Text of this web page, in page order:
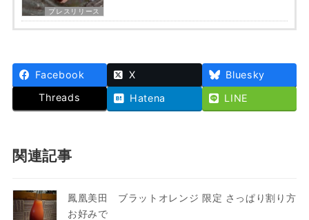
プレスリリース
Facebook X
Bluesky
Threads
Hatena LINE
関連記事
鳳凰美田 ブラットオレンジ 限定 さっぱり割り方
お好みで